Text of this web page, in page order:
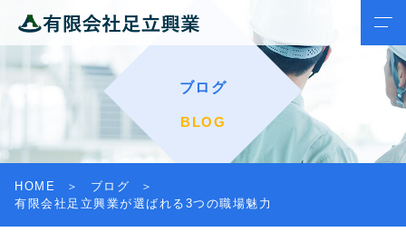
ブログ
BLOG
HOME
ブログ
有限会社足立興業が選ばれる3つの職場魅力